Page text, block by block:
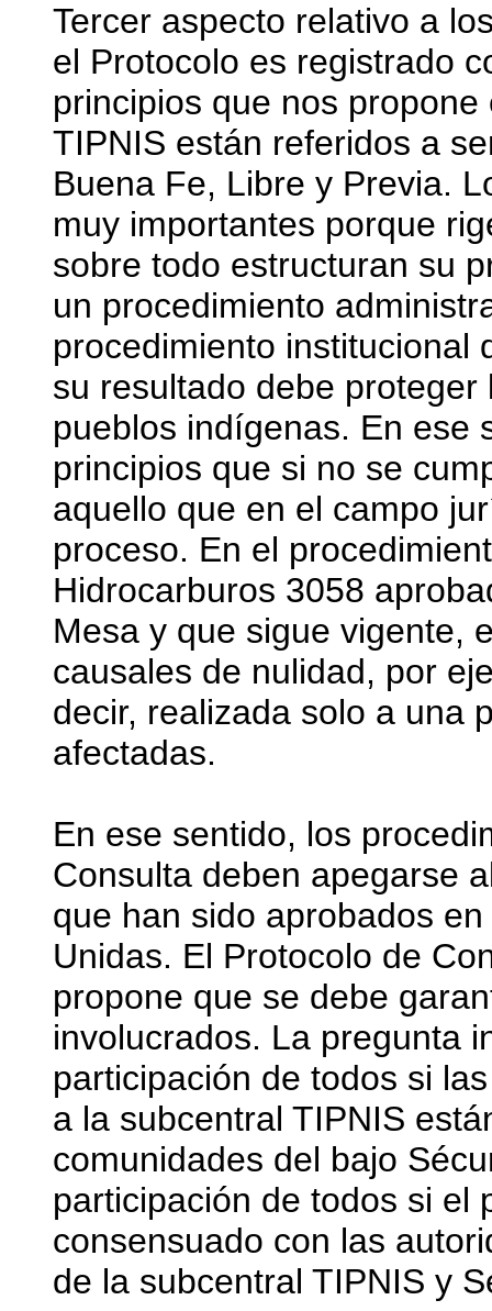
Tercer aspecto relativo a
el Protocolo es registrado
principios que nos
TIPNIS están referidos a
Buena Fe, Libre y Previa.
muy importantes porque
sobre todo estructuran su
un procedimiento
procedimiento institucional
su resultado debe
pueblos indígenas. En ese
principios que si no se
aquello que en el campo
proceso. En el
Hidrocarburos 3058
Mesa y que sigue vigente,
causales de nulidad, por
decir, realizada solo a una
afectadas.
En ese sentido, los
Consulta deben apegarse
que han sido aprobados
Unidas. El Protocolo de
propone que se debe
involucrados. La pregunta
participación de todos si
a la subcentral TIPNIS
comunidades del bajo
participación de todos si el
consensuado con las
de la subcentral TIPNIS y